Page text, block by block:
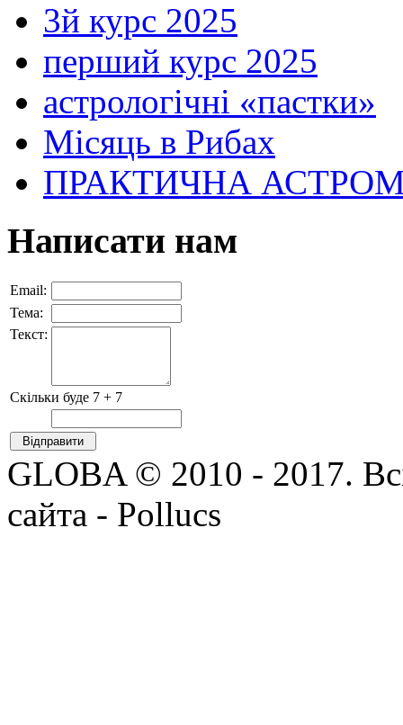
3й курс 2025
перший курс 2025
астрологічні «пастки»
Місяць в Рибах
ПРАКТИЧНА
Написати нам
Email:
Тема:
Текст:
Скільки буде 7 + 7
GLOBA © 2010 - 2017.
сайта - Pollucs